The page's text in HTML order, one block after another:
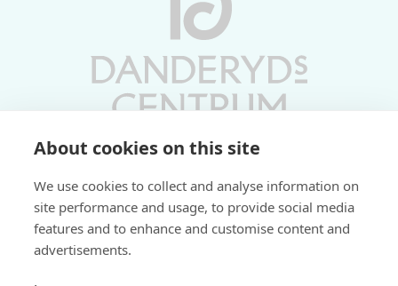
About cookies on this site
We use cookies to collect and analyse information on
site performance and usage, to provide social media
features and to enhance and customise content and
advertisements.
Söndagar 11-17 | Livs 07-22
Fri parkering i P-hus: